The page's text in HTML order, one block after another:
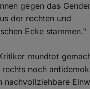
gegen das
der rechten und
Ecke stammen."
mundtot
noch
nachvollziehbare